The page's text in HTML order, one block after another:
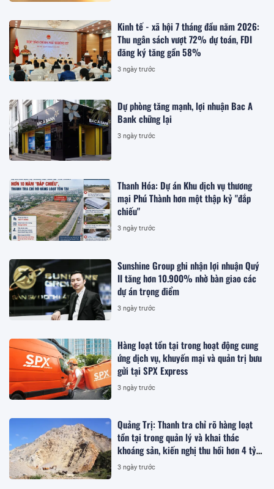
Kinh tế - xã hội 7 tháng đầu năm 2026:
Thu ngân sách vượt 72% dự toán, FDI
đăng ký tăng gần 58%
3 ngày trước
Dự phòng tăng mạnh, lợi nhuận Bac A
Bank chững lại
3 ngày trước
Thanh Hóa: Dự án Khu dịch vụ thương
mại Phú Thành hơn một thập kỷ "đắp
chiếu"
3 ngày trước
Sunshine Group ghi nhận lợi nhuận Quý
II tăng hơn 10.900% nhờ bàn giao các
dự án trọng điểm
3 ngày trước
Hàng loạt tồn tại trong hoạt động cung
ứng dịch vụ, khuyến mại và quản trị bưu
gửi tại SPX Express
3 ngày trước
Quảng Trị: Thanh tra chỉ rõ hàng loạt
tồn tại trong quản lý và khai thác
khoáng sản, kiến nghị thu hồi hơn 4 tỷ
đồng
3 ngày trước